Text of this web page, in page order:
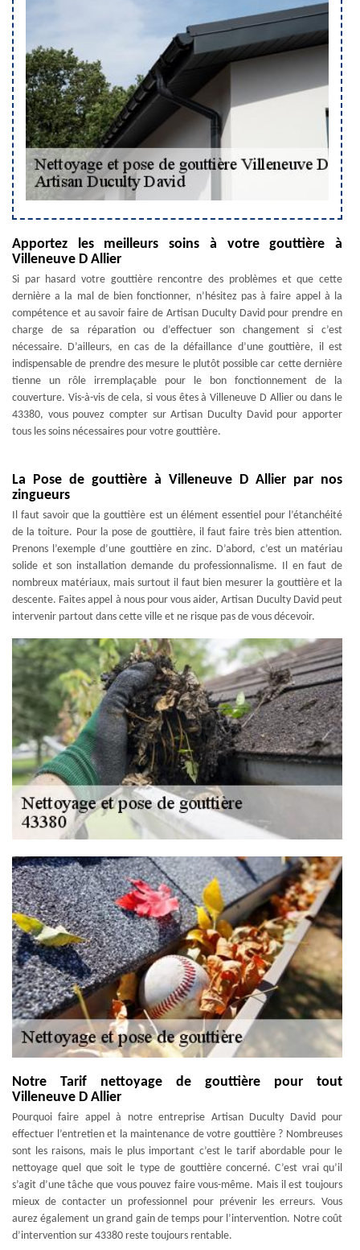
Apportez les meilleurs soins à votre gouttière à
Villeneuve D Allier
Si par hasard votre gouttière rencontre des problèmes et que cette
dernière a la mal de bien fonctionner, n’hésitez pas à faire appel à la
compétence et au savoir faire de Artisan Duculty David pour prendre en
charge de sa réparation ou d’effectuer son changement si c’est
nécessaire. D’ailleurs, en cas de la défaillance d’une gouttière, il est
indispensable de prendre des mesure le plutôt possible car cette dernière
tienne un rôle irremplaçable pour le bon fonctionnement de la
couverture. Vis-à-vis de cela, si vous êtes à Villeneuve D Allier ou dans le
43380, vous pouvez compter sur Artisan Duculty David pour apporter
tous les soins nécessaires pour votre gouttière.
La Pose de gouttière à Villeneuve D Allier par nos
zingueurs
Il faut savoir que la gouttière est un élément essentiel pour l’étanchéité
de la toiture. Pour la pose de gouttière, il faut faire très bien attention.
Prenons l’exemple d’une gouttière en zinc. D’abord, c’est un matériau
solide et son installation demande du professionnalisme. Il en faut de
nombreux matériaux, mais surtout il faut bien mesurer la gouttière et la
descente. Faites appel à nous pour vous aider, Artisan Duculty David peut
intervenir partout dans cette ville et ne risque pas de vous décevoir.
Notre Tarif nettoyage de gouttière pour tout
Villeneuve D Allier
Pourquoi faire appel à notre entreprise Artisan Duculty David pour
effectuer l’entretien et la maintenance de votre gouttière ? Nombreuses
sont les raisons, mais le plus important c’est le tarif abordable pour le
nettoyage quel que soit le type de gouttière concerné. C’est vrai qu’il
s’agit d’une tâche que vous pouvez faire vous-même. Mais il est toujours
mieux de contacter un professionnel pour prévenir les erreurs. Vous
aurez également un grand gain de temps pour l’intervention. Notre coût
d’intervention sur 43380 reste toujours rentable.